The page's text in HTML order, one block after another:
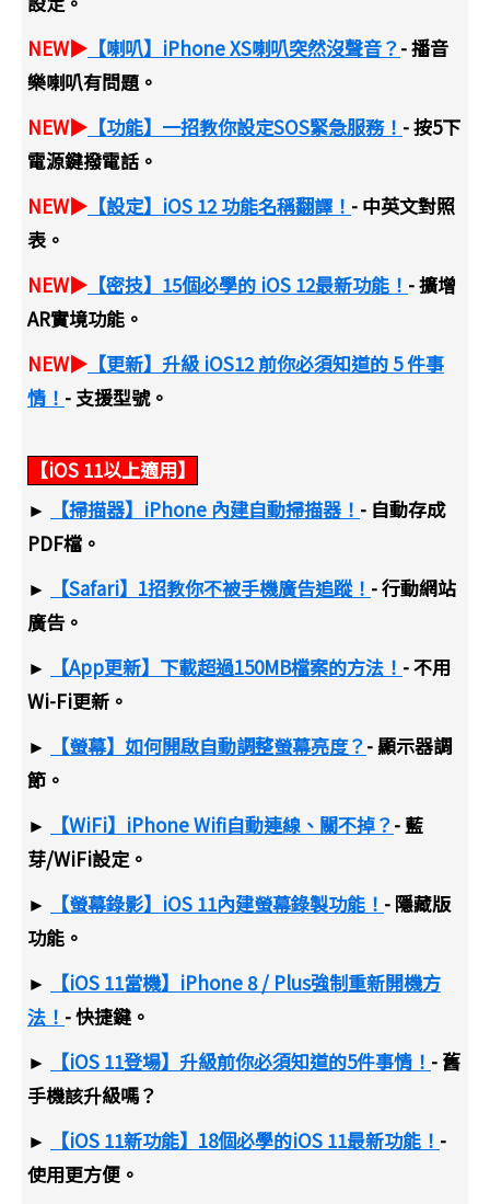
NEW▶ 【喇叭】iPhone XS喇叭突然沒聲音？- 播音
樂喇叭有問題。
NEW▶ 【功能】一招教你設定SOS緊急服務！ - 按5下
電源鍵撥電話。
NEW▶ 【設定】iOS 12 功能名稱翻譯！ - 中英文對照
表。
NEW▶ 【密技】15個必學的 iOS 12最新功能！ - 擴增
AR實境功能。
NEW▶ 【更新】升級 iOS12 前你必須知道的 5 件事
情！ - 支援型號。
【iOS 11以上適用】
►
【掃描器】iPhone 內建自動掃描器！ - 自動存成
PDF檔。
►
【Safari】1招教你不被手機廣告追蹤！ - 行動網站
廣告。
►
【App更新】下載超過150MB檔案的方法！ - 不用
Wi-Fi更新。
►
【螢幕】如何開啟自動調整螢幕亮度？- 顯示器調
節。
►
【WiFi】iPhone Wifi自動連線、關不掉？- 藍
芽/WiFi設定。
►
【螢幕錄影】iOS 11內建螢幕錄製功能！ - 隱藏版
功能。
►
【iOS 11當機】iPhone 8 / Plus強制重新開機方
法！ - 快捷鍵。
►
【iOS 11登場】升級前你必須知道的5件事情！ - 舊
手機該升級嗎？
►
【iOS 11新功能】18個必學的iOS 11最新功能！ -
使用更方便。